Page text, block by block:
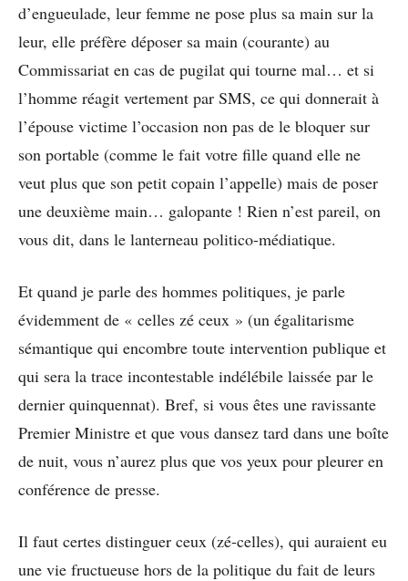
d’engueulade, leur femme ne pose plus sa main sur la
leur, elle préfère déposer sa main (courante) au
Commissariat en cas de pugilat qui tourne mal… et si
l’homme réagit vertement par SMS, ce qui donnerait à
l’épouse victime l’occasion non pas de le bloquer sur
son portable (comme le fait votre fille quand elle ne
veut plus que son petit copain l’appelle) mais de poser
une deuxième main… galopante ! Rien n’est pareil, on
vous dit, dans le lanterneau politico-médiatique.
Et quand je parle des hommes politiques, je parle
évidemment de « celles zé ceux » (un égalitarisme
sémantique qui encombre toute intervention publique et
qui sera la trace incontestable indélébile laissée par le
dernier quinquennat). Bref, si vous êtes une ravissante
Premier Ministre et que vous dansez tard dans une boîte
de nuit, vous n’aurez plus que vos yeux pour pleurer en
conférence de presse.
Il faut certes distinguer ceux (zé-celles), qui auraient eu
une vie fructueuse hors de la politique du fait de leurs